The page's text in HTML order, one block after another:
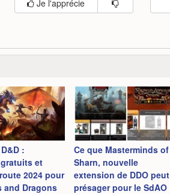
Je l'apprécie
:
et
2024 pour
and Dragons
Ce que Masterminds of
Sharn, nouvelle
extension de DDO peut
présager pour le SdAO